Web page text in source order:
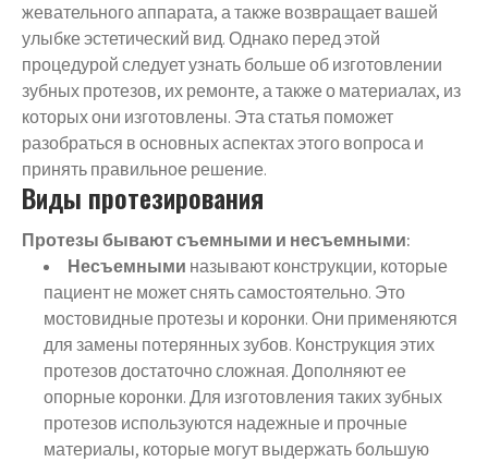
жевательного аппарата, а также возвращает вашей
улыбке эстетический вид. Однако перед этой
процедурой следует узнать больше об изготовлении
зубных протезов, их ремонте, а также о материалах, из
которых они изготовлены. Эта статья поможет
разобраться в основных аспектах этого вопроса и
принять правильное решение.
Виды протезирования
Протезы бывают съемными и несъемными:
Несъемными называют конструкции, которые
пациент не может снять самостоятельно. Это
мостовидные протезы и коронки. Они применяются
для замены потерянных зубов. Конструкция этих
протезов достаточно сложная. Дополняют ее
опорные коронки. Для изготовления таких зубных
протезов используются надежные и прочные
материалы, которые могут выдержать большую